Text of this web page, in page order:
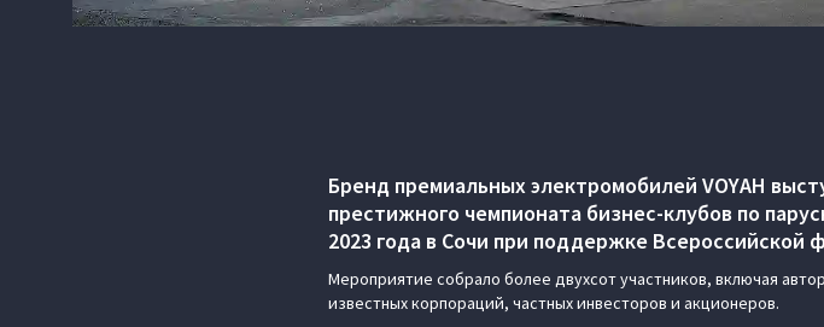
Бренд премиальных электромобилей VOYAH
престижного чемпионата бизнес-клубов по
2023 года в Сочи при поддержке Всероссийской
Мероприятие собрало более двухсот участников, включая
известных корпораций, частных инвесторов и акционеров.